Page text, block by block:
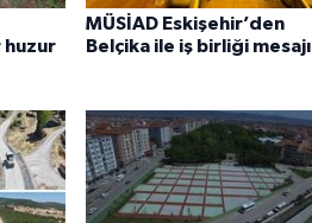
huzur
MÜSİAD Eskişehir’den
Belçika ile iş birliği mesajı